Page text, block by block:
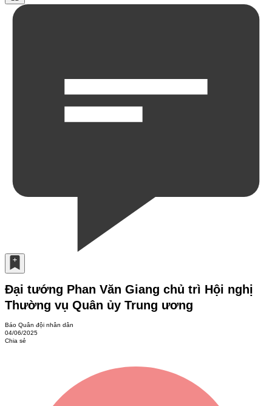
Đại tướng Phan Văn Giang chủ trì Hội nghị
Thường vụ Quân ủy Trung ương
Báo Quân đội nhân dân
04/06/2025
Chia sẻ